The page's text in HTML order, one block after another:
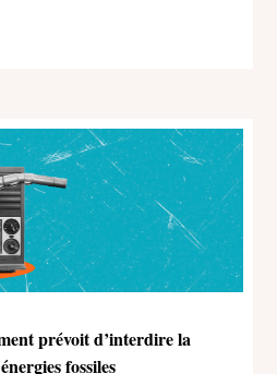
prévoit d’interdire la
fossiles